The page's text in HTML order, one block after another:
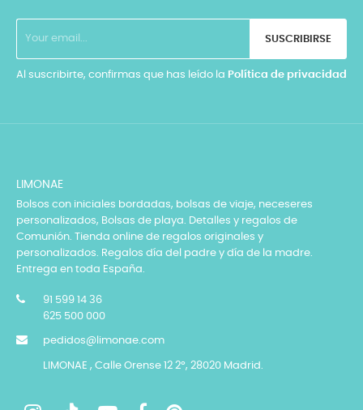
SUSCRIBIRSE
Al suscribirte, confirmas que has leído la Política de privacidad
LIMONAE
Bolsos con iniciales bordadas, bolsas de viaje, neceseres
personalizados, Bolsas de playa. Detalles y regalos de
Comunión. Tienda online de regalos originales y
personalizados. Regalos día del padre y día de la madre.
Entrega en toda España.
91 599 14 36
625 500 000
pedidos@limonae.com
LIMONAE , Calle Orense 12 2º, 28020 Madrid.